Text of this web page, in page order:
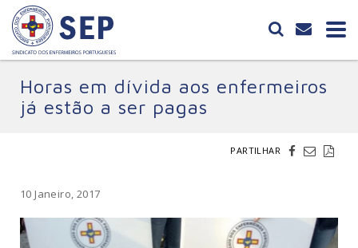
Horas em dívida aos enfermeiros
já estão a ser pagas
PARTILHAR
10 Janeiro, 2017